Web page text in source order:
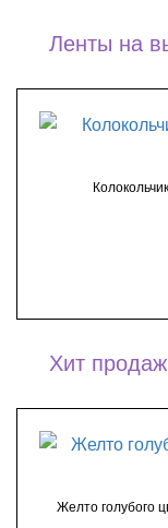
Ленты на
Хит продаж
Желто голубого